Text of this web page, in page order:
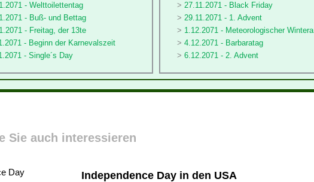
- Welttoilettentag
- Buß- und Bettag
- Freitag, der 13te
- Beginn der Karnevalszeit
- Single´s Day
27.11.2071 - Black Friday
29.11.2071 - 1. Advent
1.12.2071 - Meteorologischer
4.12.2071 - Barbaratag
6.12.2071 - 2. Advent
Sie auch interessieren
Independence Day in den USA